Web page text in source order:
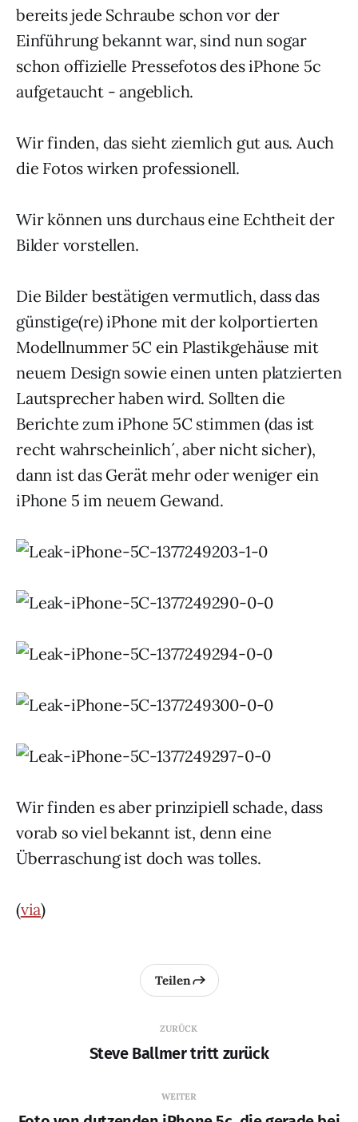
bereits jede Schraube schon vor der
Einführung bekannt war, sind nun sogar
schon offizielle Pressefotos des iPhone 5c
aufgetaucht - angeblich.
Wir finden, das sieht ziemlich gut aus. Auch
die Fotos wirken professionell.
Wir können uns durchaus eine Echtheit der
Bilder vorstellen.
Die Bilder bestätigen vermutlich, dass das
günstige(re) iPhone mit der kolportierten
Modellnummer 5C ein Plastikgehäuse mit
neuem Design sowie einen unten platzierten
Lautsprecher haben wird. Sollten die
Berichte zum iPhone 5C stimmen (das ist
recht wahrscheinlich´, aber nicht sicher),
dann ist das Gerät mehr oder weniger ein
iPhone 5 im neuem Gewand.
Wir finden es aber prinzipiell schade, dass
vorab so viel bekannt ist, denn eine
Überraschung ist doch was tolles.
(via)
ZURÜCK
Steve Ballmer tritt zurück
Teilen
WEITER